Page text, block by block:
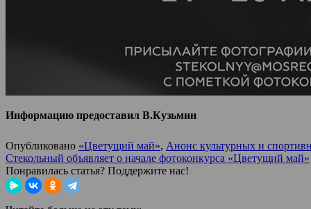
Информацию предоставил В.Кузьмин
Опубликовано «Цветущий май», Анонс культурных и
Стекольный объявляет о начале фотоконкурса «Цветущий май»
Понравилась статья? Поддержите нас!